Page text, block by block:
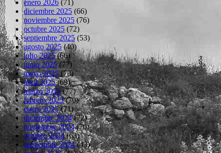
enero 2026 (71)
diciembre 2025 (66)
noviembre 2025 (76)
octubre 2025 (72)
septiembre 2025 (53)
agosto 2025(40)
julio 2025(66)
junio 2025(77)
mayo 2025(78)
abril 2025(69)
marzo 2025(77)
febrero 2025(70)
enero 2025(71)
diciembre 2024(72)
noviembre 2024(70)
octubre 2024(63)
septiembre 2024(43)